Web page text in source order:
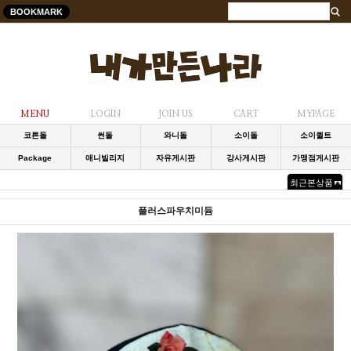
BOOKMARK
MENU LOGIN JOIN US CART MYPAGE
코튼돌 썬돌 와니돌 소이돌 소이퀼트
Package 애니빌리지 자유게시판 강사게시판 가맹점게시판
최근본상품
플러스파우치미듐